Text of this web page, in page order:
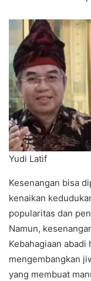
Yudi Latif
Kesenangan bisa
kenaikan
popularitas dan
Namun,
Kebahagiaan
mengembangkan
yang membuat